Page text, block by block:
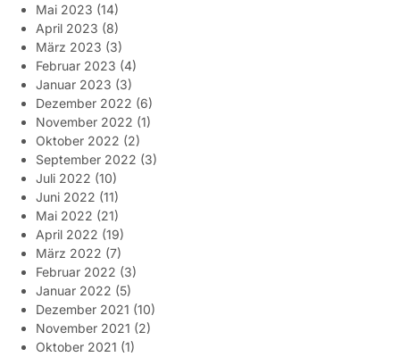
Mai 2023 (14)
April 2023 (8)
März 2023 (3)
Februar 2023 (4)
Januar 2023 (3)
Dezember 2022 (6)
November 2022 (1)
Oktober 2022 (2)
September 2022 (3)
Juli 2022 (10)
Juni 2022 (11)
Mai 2022 (21)
April 2022 (19)
März 2022 (7)
Februar 2022 (3)
Januar 2022 (5)
Dezember 2021 (10)
November 2021 (2)
Oktober 2021 (1)